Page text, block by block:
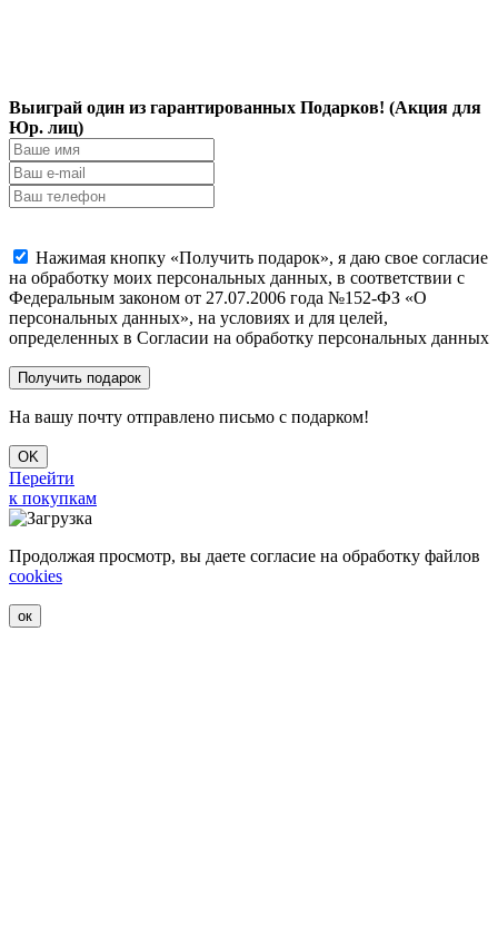
Выиграй один из гарантированных Подарков! (Акция для
Юр. лиц)
Нажимая кнопку «Получить подарок», я даю свое согласие
на обработку моих персональных данных, в соответствии с
Федеральным законом от 27.07.2006 года №152-ФЗ «О
персональных данных», на условиях и для целей,
определенных в Согласии на обработку персональных данных
На вашу почту отправлено письмо с подарком!
OK
Перейти
к покупкам
Продолжая просмотр, вы даете согласие на обработку файлов
cookies
ок